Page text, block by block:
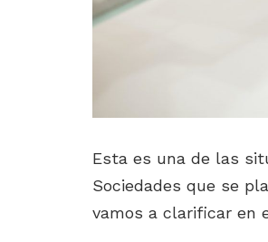
Esta es una de las
Sociedades que se
vamos a clarificar en